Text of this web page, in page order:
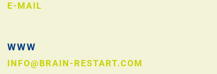
E-MAIL
WWW
INFO@BRAIN-RESTART.COM